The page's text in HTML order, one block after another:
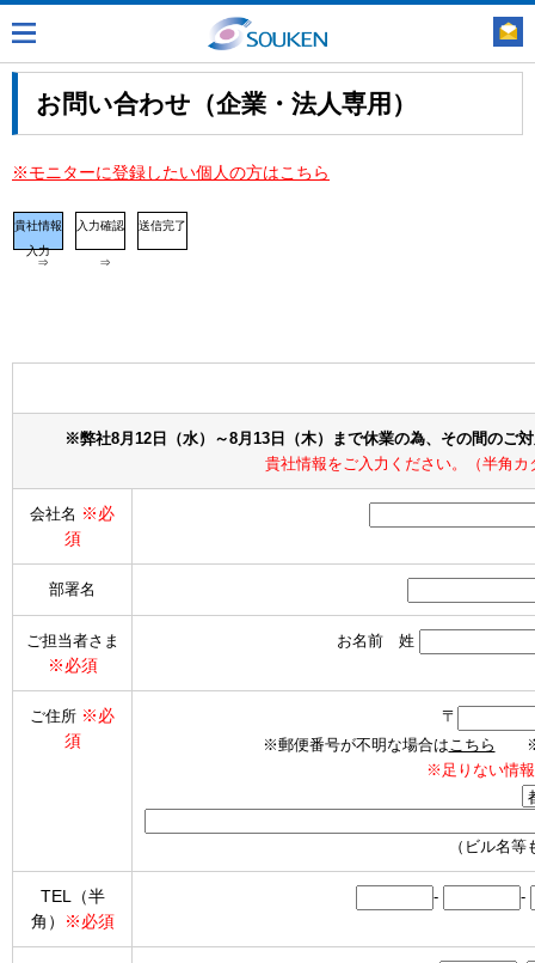
お問い合わせ（企業・法人専用）
※モニターに登録したい個人の方はこちら
貴社情報
入力
⇒
入力確認
⇒
送信完了
※弊社8月12日（水）～8月13日（木）まで休業の為、その間のご
貴社情報をご入力ください。（半角
会社名 ※必
須
部署名
ご担当者さま
※必須
お名前 姓
ご住所 ※必
須
〒
※郵便番号が不明な場合はこちら ※海
※足りない情
（ビル名
TEL（半
角）
※必須
- -